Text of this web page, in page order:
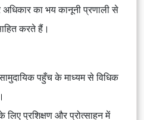
अधिकार का भय कानूनी प्रणाली से
करते हैं।
पहुँच के माध्यम से विधिक
लिए प्रशिक्षण और प्रोत्साहन में